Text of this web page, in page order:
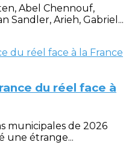
Abel Chennouf,
Sandler, Arieh, Gabriel...
du réel face à
municipales de 2026
une étrange...